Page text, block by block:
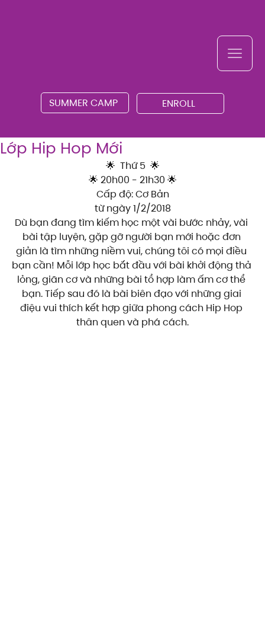
SUMMER CAMP ENROLL
Lớp Hip Hop Mới
🌟  Thứ 5  🌟
🌟 20h00 - 21h30 🌟
Cấp độ: Cơ Bản
từ ngày 1/2/2018
Dù bạn đang tìm kiếm học một vài bước nhảy, vài
bài tập luyện, gặp gỡ người bạn mới hoặc đơn
giản là tìm những niềm vui, chúng tôi có mọi điều
bạn cần! Mỗi lớp học bắt đầu với bài khởi động thả
lỏng, giãn cơ và những bài tổ hợp làm ấm cơ thể
bạn. Tiếp sau đó là bài biên đạo với những giai
điệu vui thích kết hợp giữa phong cách Hip Hop
thân quen và phá cách.